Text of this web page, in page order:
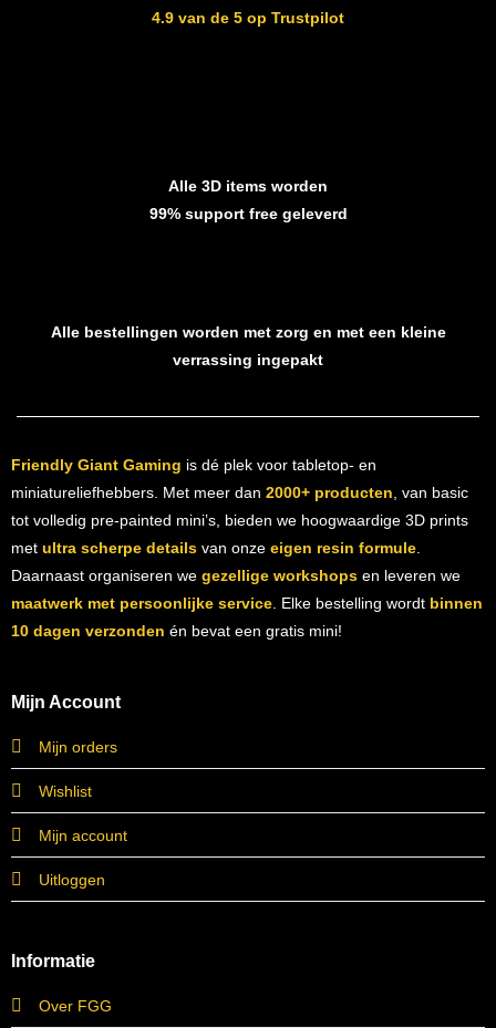
4.9 van de 5 op Trustpilot
Alle 3D items worden
99% support free geleverd
Alle bestellingen worden met zorg en met een kleine
verrassing ingepakt
Friendly Giant Gaming is dé plek voor tabletop- en
miniatureliefhebbers. Met meer dan 2000+ producten , van basic
tot volledig pre-painted mini’s, bieden we hoogwaardige 3D prints
met ultra scherpe detailsvan onze eigen resin formule.
Daarnaast organiseren we gezellige workshopsen leveren we
maatwerk met persoonlijke service. Elke bestelling wordt binnen
10 dagen verzonden én bevat een gratis mini!
Mijn Account
Mijn orders
Wishlist
Mijn account
Uitloggen
Informatie
Over FGG